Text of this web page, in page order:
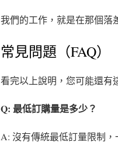
我們的工作，就是在那個落
常見問題（FAQ）
看完以上說明，您可能還有
Q: 最低訂購量是多少？
A: 沒有傳統最低訂量限制